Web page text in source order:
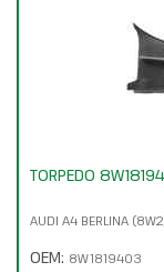
TORPEDO
AUDI A4 BERLINA
OEM: 8W1819403